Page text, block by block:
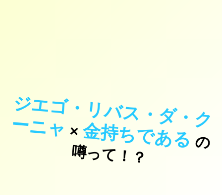
ジ
エ
ゴ
・
リ
バ
ス
・
ダ
・
ク
ー
ニ
ャ ×金持ちである の
噂
っ
て
！
？